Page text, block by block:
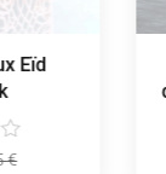
Les 99 Beaux
d'Allah (les